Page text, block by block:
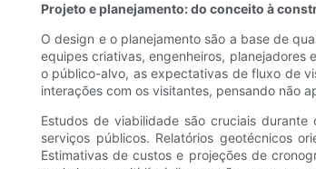
Projeto e planejamento: do conceito à
O design e o planejamento são a base de
equipes criativas, engenheiros, planejadores
o público-alvo, as expectativas de fluxo de
interações com os visitantes, pensando não
Estudos de viabilidade são cruciais
serviços públicos. Relatórios geotécnicos
Estimativas de custos e projeções de